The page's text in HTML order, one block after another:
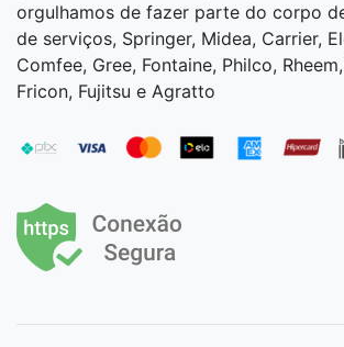
orgulhamos de fazer parte do corpo
de serviços, Springer, Midea, Carrier,
Comfee, Gree, Fontaine, Philco,
Fricon, Fujitsu e Agratto